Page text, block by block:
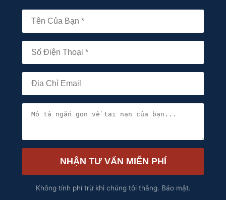
NHẬN TƯ VẤN MIỄN PHÍ
Không tính phí trừ khi chúng tôi thắng. Bảo mật.